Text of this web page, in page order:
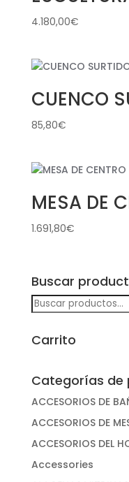
4.180,00€
CUENCO
85,80€
MESA DE
1.691,80€
Buscar
Buscar
Carrito
Categorías de
ACCESORIOS DE
ACCESORIOS DE
ACCESORIOS DEL
Accessories